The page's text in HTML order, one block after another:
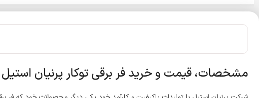
مشخصات، قیمت و خرید فر برقی توکار پرنیان استیل PO 101